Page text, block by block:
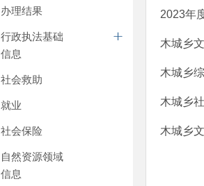
办理结果
行政执法基础
信息
社会救助
就业
社会保险
自然资源领域
信息
2023年
木城乡
木城乡
木城乡
木城乡